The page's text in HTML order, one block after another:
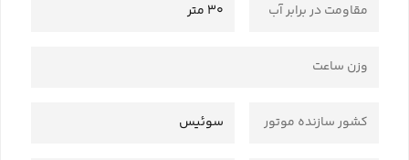
مقاومت در برابر آب 30 متر
وزن ساعت
کشور سازنده موتور سوئیس